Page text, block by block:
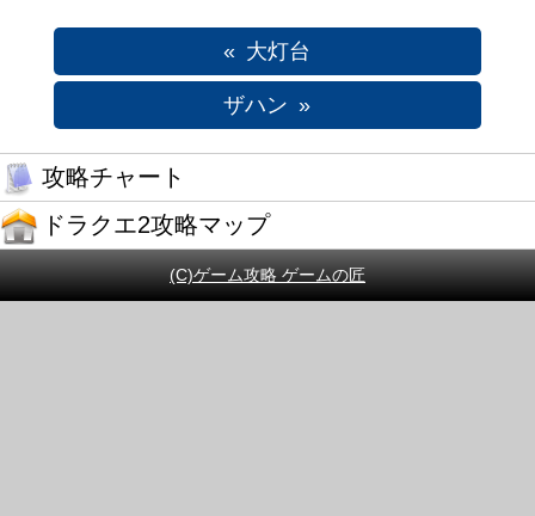
大灯台
ザハン
攻略チャート
ドラクエ2攻略マップ
(C)ゲーム攻略 ゲームの匠